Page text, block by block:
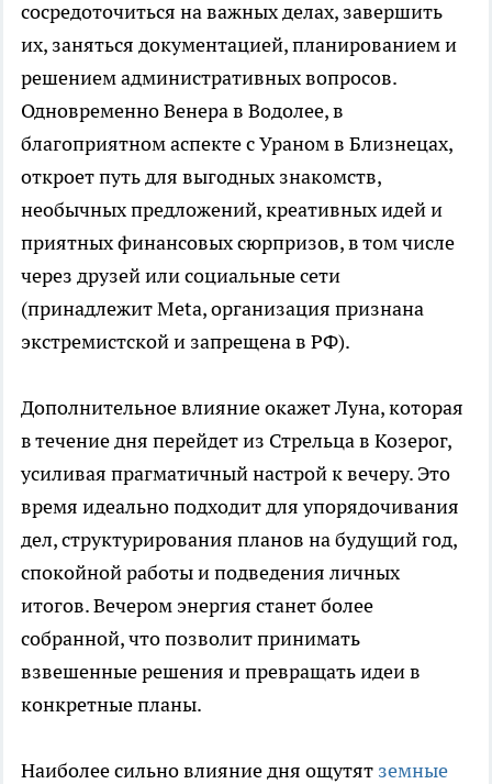
сосредоточиться на важных делах, завершить
их, заняться документацией, планированием и
решением административных вопросов.
Одновременно Венера в Водолее, в
благоприятном аспекте с Ураном в Близнецах,
откроет путь для выгодных знакомств,
необычных предложений, креативных идей и
приятных финансовых сюрпризов, в том числе
через друзей или социальные сети
(принадлежит Meta, организация признана
экстремистской и запрещена в РФ).
Дополнительное влияние окажет Луна, которая
в течение дня перейдет из Стрельца в Козерог,
усиливая прагматичный настрой к вечеру. Это
время идеально подходит для упорядочивания
дел, структурирования планов на будущий год,
спокойной работы и подведения личных
итогов. Вечером энергия станет более
собранной, что позволит принимать
взвешенные решения и превращать идеи в
конкретные планы.
Наиболее сильно влияние дня ощутят земные